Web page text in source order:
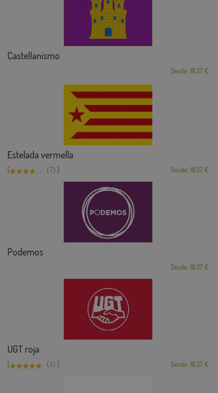
Castellanismo
Desde: 18,37 €
Estelada vermella
[ (7) ] Desde: 18,37 €
Podemos
Desde: 18,37 €
UGT roja
[ (1) ] Desde: 18,37 €